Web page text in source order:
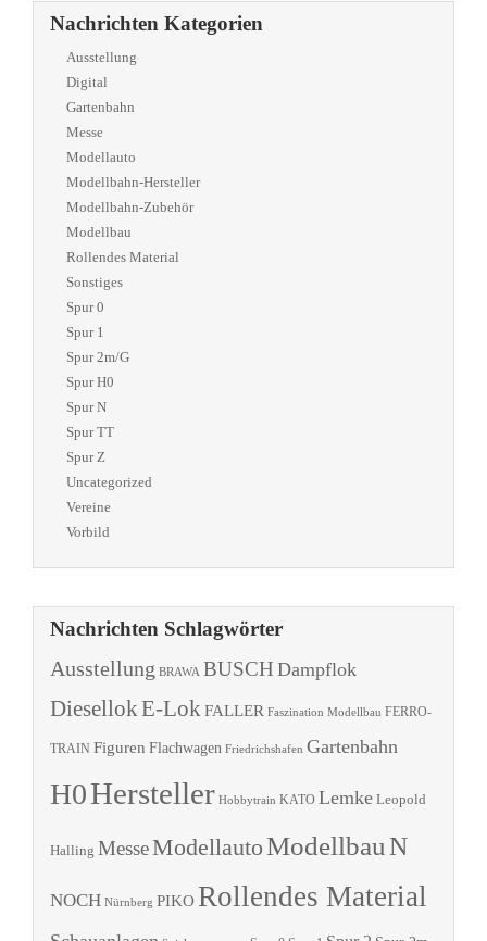
Nachrichten Kategorien
Ausstellung
Digital
Gartenbahn
Messe
Modellauto
Modellbahn-Hersteller
Modellbahn-Zubehör
Modellbau
Rollendes Material
Sonstiges
Spur 0
Spur 1
Spur 2m/G
Spur H0
Spur N
Spur TT
Spur Z
Uncategorized
Vereine
Vorbild
Nachrichten Schlagwörter
Ausstellung BRAWA BUSCH Dampflok
DiesellokE-LokFALLER Faszination Modellbau FERRO-
TRAIN Figuren Flachwagen Friedrichshafen Gartenbahn
H0Hersteller Hobbytrain KATO Lemke Leopold
Halling MesseModellautoModellbauN
NOCH Nürnberg PIKO Rollendes Material